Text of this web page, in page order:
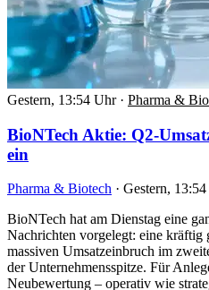
Gestern, 13:54 Uhr · Pharma &
BioNTech Aktie: Q2-
ein
Pharma & Biotech · Gestern,
BioNTech hat am Dienstag eine
Nachrichten vorgelegt: eine kräftig
massiven Umsatzeinbruch im
der Unternehmensspitze. Für
Neubewertung – operativ wie